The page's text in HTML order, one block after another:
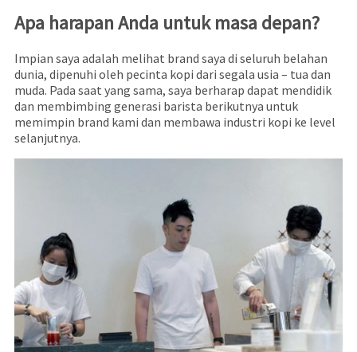
Apa harapan Anda untuk masa depan?
Impian saya adalah melihat brand saya di seluruh belahan
dunia, dipenuhi oleh pecinta kopi dari segala usia – tua dan
muda. Pada saat yang sama, saya berharap dapat mendidik
dan membimbing generasi barista berikutnya untuk
memimpin brand kami dan membawa industri kopi ke level
selanjutnya.